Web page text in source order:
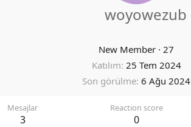
woyowezub
New Member · 27
Katılım 25 Tem 2024
Son görülme 6 Ağu 2024
Mesajlar
3
Reaction score
0